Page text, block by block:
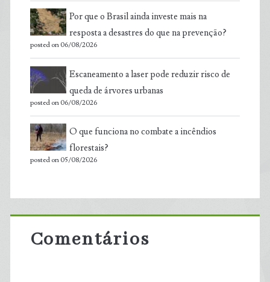
Por que o Brasil ainda investe mais na
resposta a desastres do que na prevenção?
posted on 06/08/2026
Escaneamento a laser pode reduzir risco de
queda de árvores urbanas
posted on 06/08/2026
O que funciona no combate a incêndios
florestais?
posted on 05/08/2026
Comentários